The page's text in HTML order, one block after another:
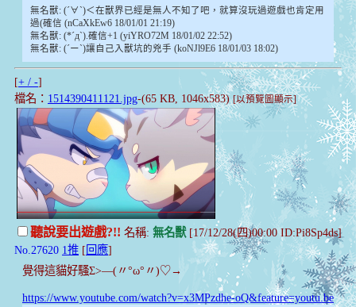
無名獸: (´∀`)＜在獸界已經是無人不知了吧，就算沒玩過遊戲也肯定用
過(確信 (nCaXkEw6 18/01/01 21:19)
無名獸: (*´д`).確信+1 (yiYRO72M 18/01/02 22:52)
無名獸: (´ー`)讓自己入獸坑的兇手 (koNJl9E6 18/01/03 18:02)
[+ / -]
檔名： 1514390411121.jpg-(65 KB, 1046x583)[以預覽圖顯示]
聽說要出遊戲?!! 名稱: 無名獸[17/12/28(四)00:00 ID:Pi8Sp4ds]
No.27620 1推 [ 回應]
覺得這貓好騷Σ>―(〃°ω°〃)♡→
https://www.youtube.com/watch?v=x3MPzdhe-oQ&feature=youtu.be